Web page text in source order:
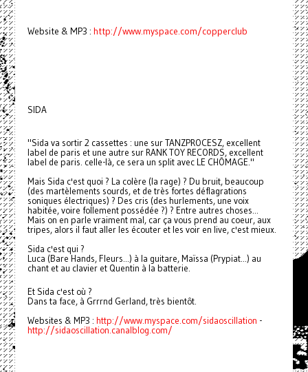
Website & MP3 : http://www.myspace.com/copperclub
SIDA
"Sida va sortir 2 cassettes : une sur TANZPROCESZ, excellent
label de paris et une autre sur RANK TOY RECORDS, excellent
label de paris. celle-là, ce sera un split avec LE CHÔMAGE."
Mais Sida c'est quoi ? La colère (la rage) ? Du bruit, beaucoup
(des martèlements sourds, et de très fortes déflagrations
soniques électriques) ? Des cris (des hurlements, une voix
habitée, voire follement possédée ?) ? Entre autres choses...
Mais on en parle vraiment mal, car ça vous prend au coeur, aux
tripes, alors il faut aller les écouter et les voir en live, c'est mieux.
Sida c'est qui ?
Luca (Bare Hands, Fleurs...) à la guitare, Maïssa (Prypiat...) au
chant et au clavier et Quentin à la batterie.
Et Sida c'est où ?
Dans ta face, à Grrrnd Gerland, très bientôt.
Websites & MP3 : http://www.myspace.com/sidaoscillation -
http://sidaoscillation.canalblog.com/